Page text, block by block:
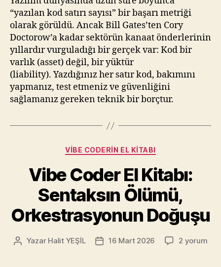
“yazılan kod satırı sayısı” bir başarı metriği
olarak görüldü. Ancak Bill Gates’ten Cory
Doctorow’a kadar sektörün kanaat önderlerinin
yıllardır vurguladığı bir gerçek var: Kod bir
varlık (asset) değil, bir yüktür
(liability). Yazdığınız her satır kod, bakımını
yapmanız, test etmeniz ve güvenliğini
sağlamanız gereken teknik bir borçtur.
Kategoriler
VIBE CODERIN EL KITABI
Vibe Coder El Kitabı:
Sentaksın Ölümü,
Orkestrasyonun Doğuşu
Yazının
Yazar Halit YEŞİL
Yazı16 Mart 2026
Vibe
2 yorum